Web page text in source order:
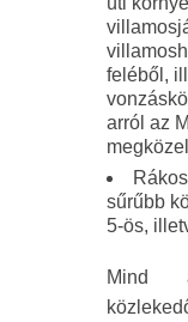
feléből,
arról az
sűrűbb
5-ös,
Mind